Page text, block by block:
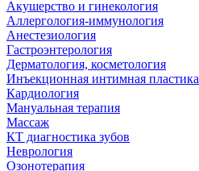
Акушерство и гинекология
Аллергология-иммунология
Анестезиология
Гастроэнтерология
Дерматология, косметология
Инъекционная интимная пластика
Кардиология
Мануальная терапия
Массаж
КТ диагностика зубов
Неврология
Озонотерапия